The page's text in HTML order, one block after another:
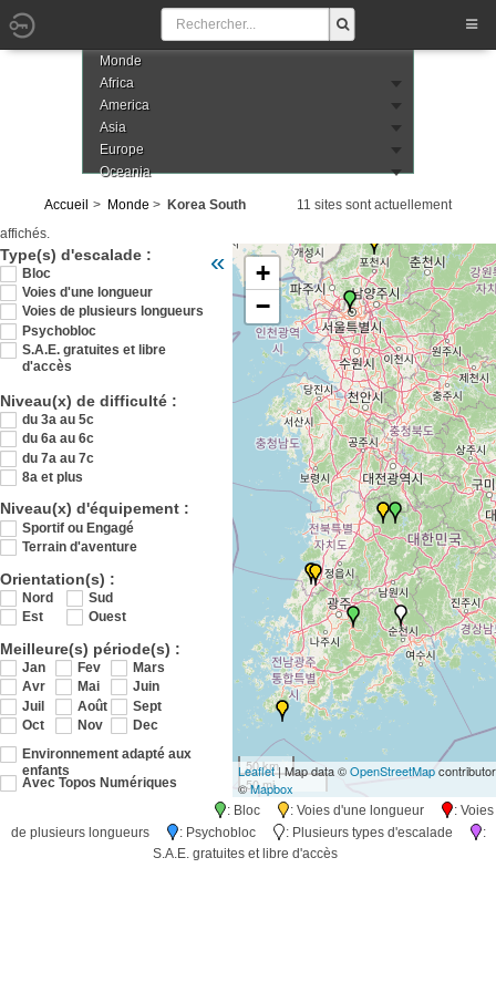
Monde
Africa
America
Asia
Europe
Oceania
Accueil Monde Korea South
11 sites sont actuellement
affichés.
Type(s) d'escalade :
Bloc
Voies d'une longueur
Voies de plusieurs longueurs
Psychobloc
S.A.E. gratuites et libre
d'accès
Niveau(x) de difficulté :
du 3a au 5c
du 6a au 6c
du 7a au 7c
8a et plus
Niveau(x) d'équipement :
Sportif ou Engagé
Terrain d'aventure
Orientation(s) :
Nord
Sud
Est
Ouest
Meilleure(s) période(s) :
Jan Fev
Mars
Avr
Mai
Juin
Juil
Août
Sept
Oct
Nov
Dec
Environnement adapté aux
enfants
Avec Topos Numériques
« Veuillez patienter pendant le chargement
sud +
−
50 km
50 mi
Leaflet| Map data ©OpenStreetMap
©Mapbox
: Bloc : Voies d'une longueur
: Voies
de plusieurs longueurs
: Psychobloc : Plusieurs types d'escalade
:
S.A.E. gratuites et libre d'accès